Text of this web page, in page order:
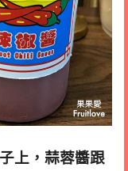
上，蒜蓉醬跟